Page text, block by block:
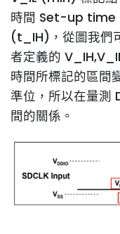
時間 Set-up time
(t_IH)，從圖我們
者定義的
時間所標記的區間
準位，所以在量測
間的關係。